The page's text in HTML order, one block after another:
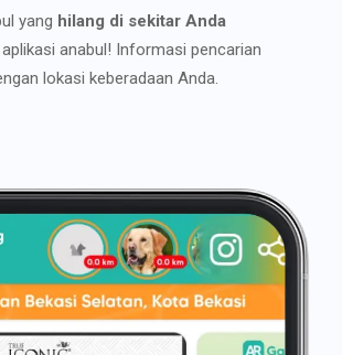
yang hilang di sekitar Anda
anabul! Informasi pencarian
lokasi keberadaan Anda.